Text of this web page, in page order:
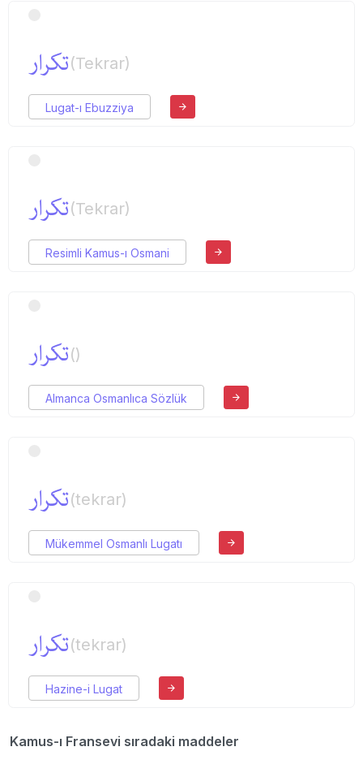
تكرار(Tekrar)
Lugat-ı Ebuzziya
تكرار(Tekrar)
Resimli Kamus-ı Osmani
تكرار()
Almanca Osmanlıca Sözlük
تكرار(tekrar)
Mükemmel Osmanlı Lugatı
تكرار(tekrar)
Hazine-i Lugat
Kamus-ı Fransevi sıradaki maddeler